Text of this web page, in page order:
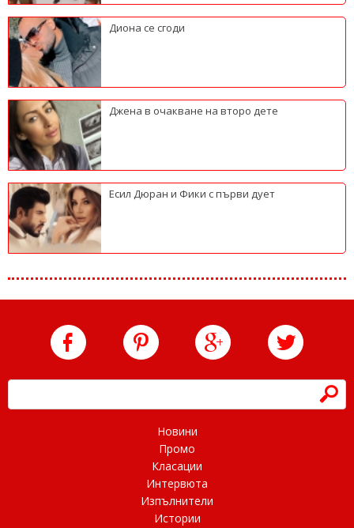
Диона се сгоди
Джена в очакване на второ дете
Есил Дюран и Фики с първи дует
h
Новини
Промо
Класации
Интервюта
Изпълнители
Истории